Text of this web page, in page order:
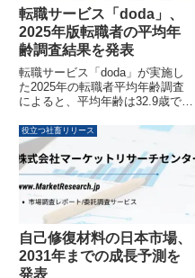
転職サービス「doda」、
2025年版転職者の平均年
齢調査結果を発表
転職サービス「doda」が実施し
た2025年の転職者平均年齢調査
によると、平均年齢は32.9歳で3
「24歳以下」と「40歳以上」の
割合が過去3年間で大きく増加し
ており、年齢を問わず転職が身近
な選択肢となっている状況が明ら
かになりました。
役立つ社畜リリース
自己修復材料の日本市場、
2031年までの成長予測を
発表